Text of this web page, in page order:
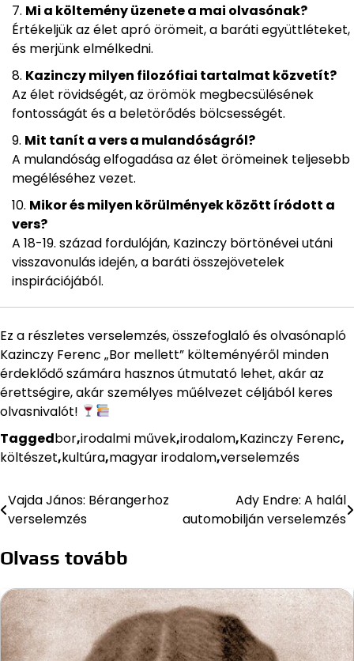
Mi a költemény üzenete a mai olvasónak?
Értékeljük az élet apró örömeit, a baráti együttléteket,
és merjünk elmélkedni.
Kazinczy milyen filozófiai tartalmat közvetít?
Az élet rövidségét, az örömök megbecsülésének
fontosságát és a beletörődés bölcsességét.
Mit tanít a vers a mulandóságról?
A mulandóság elfogadása az élet örömeinek teljesebb
megéléséhez vezet.
Mikor és milyen körülmények között íródott a
vers?
A 18-19. század fordulóján, Kazinczy börtönévei utáni
visszavonulás idején, a baráti összejövetelek
inspirációjából.
Ez a részletes verselemzés, összefoglaló és olvasónapló
Kazinczy Ferenc „Bor mellett” költeményéről minden
érdeklődő számára hasznos útmutató lehet, akár az
érettségire, akár személyes műélvezet céljából keres
olvasnivalót!
Taggedbor,irodalmi művek,irodalom,Kazinczy Ferenc,
költészet,kultúra,magyar irodalom,verselemzés
Bejegyzés
Vajda János: Bérangerhoz
verselemzés
Ady Endre: A halál
automobilján verselemzés
Olvass tovább